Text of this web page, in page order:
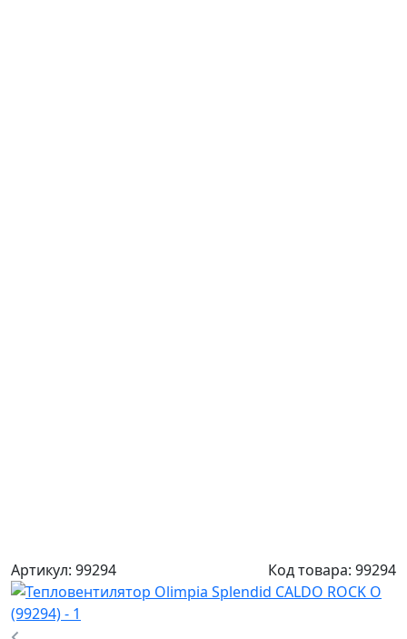
Артикул: 99294 Код товара: 99294